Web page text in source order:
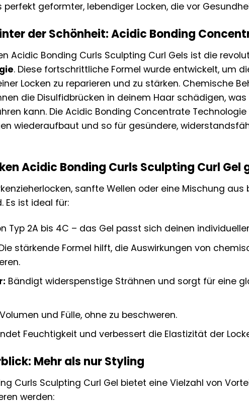
perfekt geformter, lebendiger Locken, die vor
der Schönheit: Acidic Bonding
Acidic Bonding Curls Sculpting Curl Gels ist die
. Diese fortschrittliche Formel wurde entwickelt, um
Locken zu reparieren und zu stärken. Chemische
die Disulfidbrücken in deinem Haar schädigen, was
kann. Die Acidic Bonding Concentrate
wiederaufbaut und so für gesündere,
Acidic Bonding Curls Sculpting Curl Gel
sanfte Wellen oder eine Mischung
Es ist ideal für:
Typ 2A bis 4C – das Gel passt sich deinen
stärkende Formel hilft, die Auswirkungen von
Bändigt widerspenstige Strähnen und sorgt für eine
und Fülle, ohne zu beschweren.
Feuchtigkeit und verbessert die Elastizität der
Mehr als nur Styling
Curls Sculpting Curl Gel bietet eine Vielzahl von
werden: